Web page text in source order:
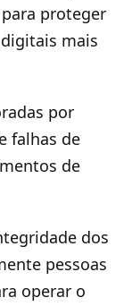
proteger
mais
por
falhas de
de
dos
pessoas
operar o